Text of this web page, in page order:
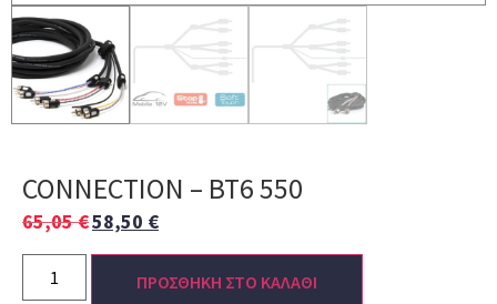
CONNECTION – BT6 550
65,05€58,50 €
ΠΡΟΣΘΗΚΗ ΣΤΟ ΚΑΛΑΘΙ